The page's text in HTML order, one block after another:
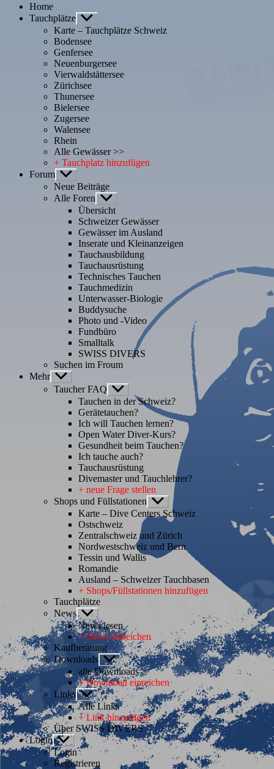
Home
Tauchplätze Untermenü
anzeigen
Karte – Tauchplätze Schweiz
Bodensee
Genfersee
Neuenburgersee
Vierwaldstättersee
Zürichsee
Thunersee
Bielersee
Zugersee
Walensee
Rhein
Alle Gewässer >>
+ Tauchplatz hinzufügen
Forum Untermenü
anzeigen
Neue Beiträge
Alle Foren Untermenü
anzeigen
Übersicht
Schweizer Gewässer
Gewässer im Ausland
Inserate und Kleinanzeigen
Tauchausbildung
Tauchausrüstung
Technisches Tauchen
Tauchmedizin
Unterwasser-Biologie
Buddysuche
Photo und -Video
Fundbüro
Smalltalk
SWISS DIVERS
Suchen im Froum
Mehr Untermenü
anzeigen
Taucher FAQ Untermenü
anzeigen
Tauchen in der Schweiz?
Gerätetauchen?
Ich will Tauchen lernen?
Open Water Diver-Kurs?
Gesundheit beim Tauchen?
Ich tauche auch?
Tauchausrüstung
Divemaster und Tauchlehrer?
+ neue Frage stellen
Shops und Füllstationen Untermenü
anzeigen
Karte – Dive Centers Schweiz
Ostschweiz
Zentralschweiz und Zürich
Nordwestschweiz und Bern
Tessin und Wallis
Romandie
Ausland – Schweizer Tauchbasen
+ Shops/Füllstationen hinzufügen
Tauchplätze
News Untermenü
anzeigen
News lesen
+ News einreichen
Kaufberatung
Downloads Untermenü
anzeigen
alle Downloads
+ Download einreichen
Links Untermenü
anzeigen
Alle Links
+ Link hinzufügen
Über SWISS DIVERS
Login Untermenü
anzeigen
Login
Registrieren